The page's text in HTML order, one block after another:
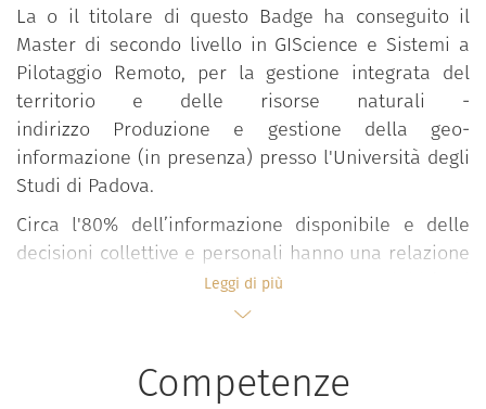
La o il titolare di questo Badge ha conseguito il
Master di secondo livello in GIScience e Sistemi a
Pilotaggio Remoto, per la gestione integrata del
territorio e delle risorse naturali -
indirizzo Produzione e gestione della geo-
informazione (in presenza) presso l'Università degli
Studi di Padova.
Circa l'80% dell’informazione disponibile e delle
decisioni collettive e personali hanno una relazione
con il territorio. L'aumento della disponibilità di
informazione geografica ed il rapido sviluppo di
droni, ai WebGIS, al mobile-GIS) richiedono di
aggiornare, riorganizzare ed elaborare processi
Leggi di più
Competenze